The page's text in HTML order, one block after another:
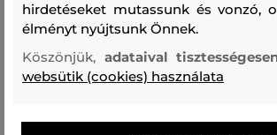
hirdetéseket mutassunk és vonzó,
élményt nyújtsunk Önnek.
Köszönjük, adataival
websütik (cookies) használata